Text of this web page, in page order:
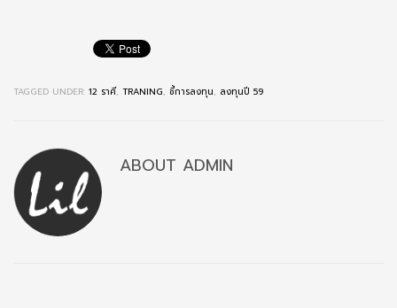
TAGGED UNDER: 12 ราศี, TRANING, ชี้การลงทุน, ลงทุนปี 59
ABOUT ADMIN